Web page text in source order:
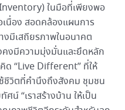
ในมือที่เพียงพอ
เนื่อง สอดคล้องแผนการ
งมีเสถียรภาพในอนาคต
คงมีความมุ่งมั่นและยึดหลัก
“Live Different” ที่ให้
ชีวิตที่คำนึงถึงสังคม ชุมชน
น์ “เราสร้างบ้าน ให้เป็น